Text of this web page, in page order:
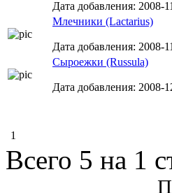
Дата добавления: 2008-
Млечники (Lactarius)
Дата добавления: 2008-
Сыроежки (Russula)
Дата добавления: 2008-
1
Всего 5 на 1